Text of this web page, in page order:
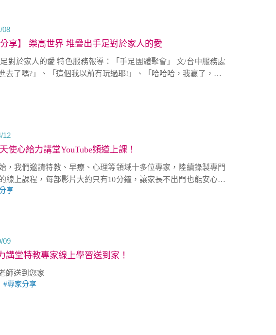
08
分享】 樂高世界 堆疊出手足對於家人的愛
去了嗎?」、「這個我以前有玩過耶!」、「哈哈哈，我贏了，OH
還可以繼續留下來玩嗎?」、「我想要休息一下、我不想分享」
的精神，透過「遊戲」來和小手足們建立互動連結更讓小手足
許擁有「自己的玩法」。
12
使心給力講堂YouTube頻道上課！
，我們邀請特教、早療、心理等領域十多位專家，陸續錄製專門
線上課程，每部影片大約只有10分鐘，讓家長不出門也能安心在
有免費拿各種好禮的機會喔！
享
09
講堂特教專家線上學習送到家！
師送到您家
專家分享